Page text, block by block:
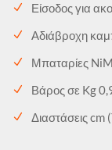
Είσοδος για
Αδιάβροχη
Μπαταρίες
Βάρος σε Kg
Διαστάσεις